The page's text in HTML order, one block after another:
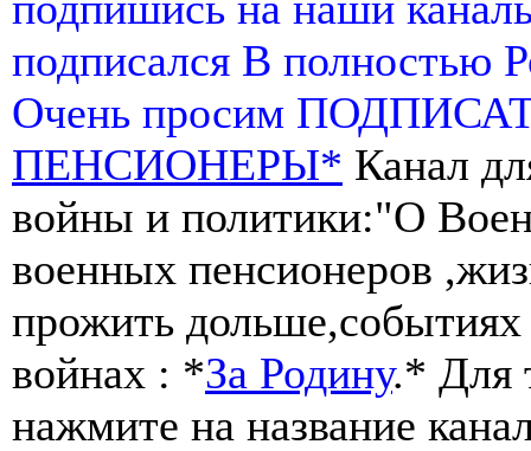
подписался В полностью
Очень просим
ПЕНСИОНЕРЫ* Канал
войны и политики:"О
военных пенсионеров
прожить
войнах : *За Родину.* Для
нажмите на название